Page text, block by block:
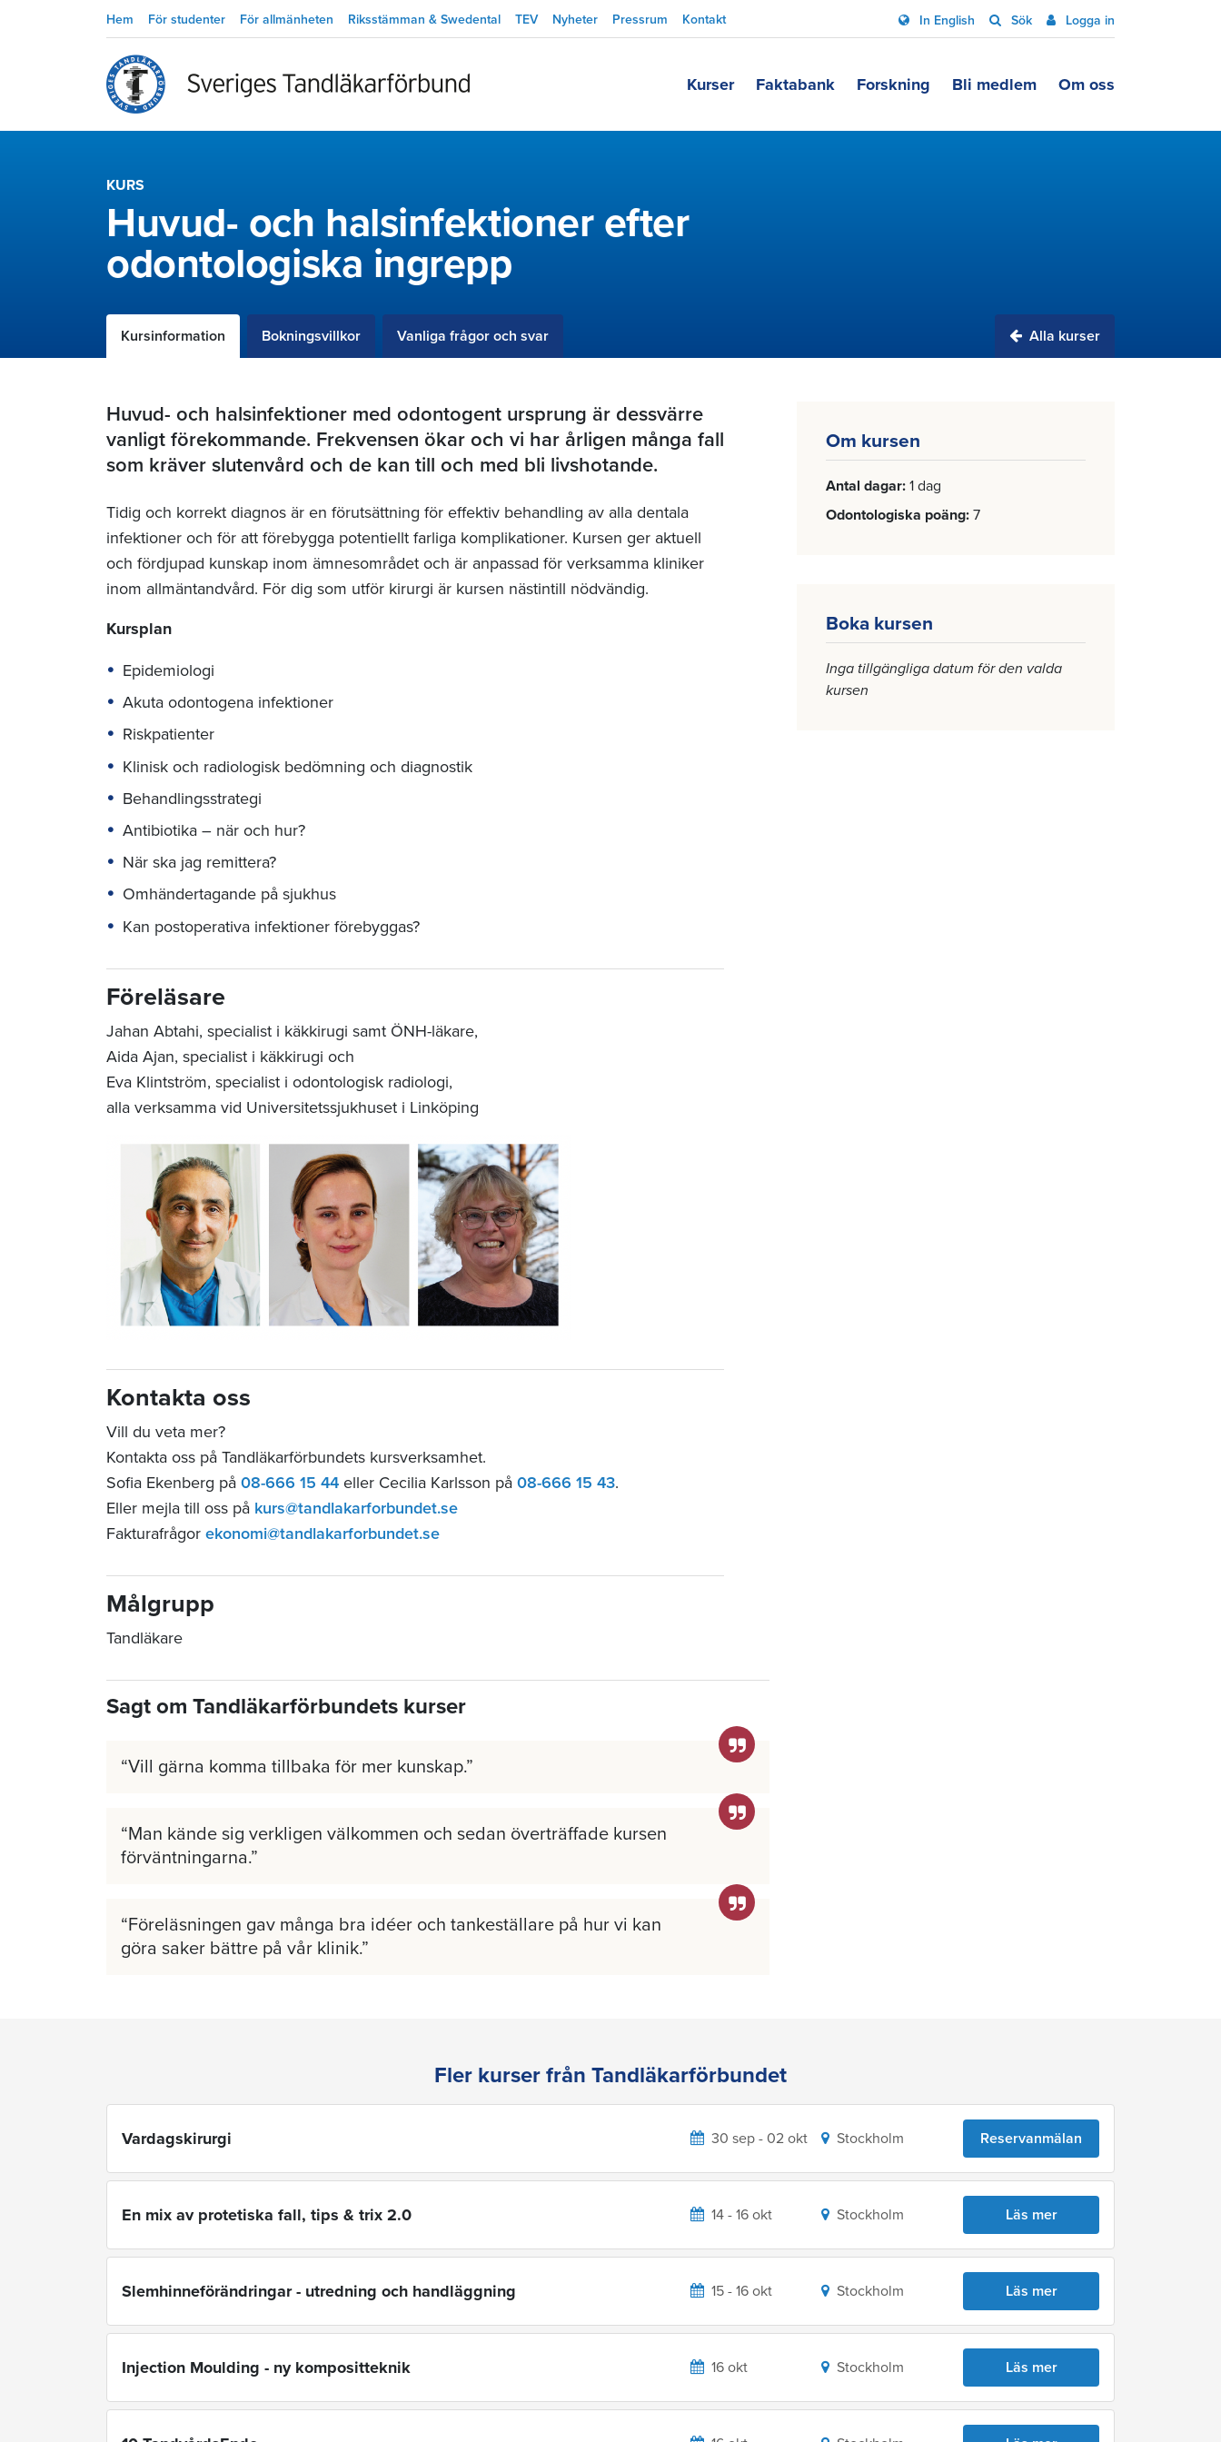
Hem För studenter För allmänheten Riksstämman & Swedental TEV Nyheter Pressrum Kontakt In English Sök Logga in
Kurser Faktabank Forskning Bli medlem Om oss
KURS
Huvud- och halsinfektioner efter
odontologiska ingrepp
Kursinformation Bokningsvillkor Vanliga frågor och svar Alla kurser
Om kursen
Antal dagar 1 dag
Odontologiska poäng 7
Boka kursen
Inga tillgängliga datum för den valda
kursen
Huvud- och halsinfektioner med odontogent ursprung är dessvärre
vanligt förekommande. Frekvensen ökar och vi har årligen många fall
som kräver slutenvård och de kan till och med bli livshotande.
Tidig och korrekt diagnos är en förutsättning för effektiv behandling av alla dentala
infektioner och för att förebygga potentiellt farliga komplikationer. Kursen ger aktuell
och fördjupad kunskap inom ämnesområdet och är anpassad för verksamma kliniker
inom allmäntandvård. För dig som utför kirurgi är kursen nästintill nödvändig.
Kursplan
Epidemiologi
Akuta odontogena infektioner
Riskpatienter
Klinisk och radiologisk bedömning och diagnostik
Behandlingsstrategi
Antibiotika – när och hur?
När ska jag remittera?
Omhändertagande på sjukhus
Kan postoperativa infektioner förebyggas?
Föreläsare
Jahan Abtahi, specialist i käkkirugi samt ÖNH-läkare,
Aida Ajan, specialist i käkkirugi och
Eva Klintström, specialist i odontologisk radiologi,
alla verksamma vid Universitetssjukhuset i Linköping
Kontakta oss
Vill du veta mer?
Kontakta oss på Tandläkarförbundets kursverksamhet.
Sofia Ekenberg på 08-666 15 44 eller Cecilia Karlsson på 08-666 15 43.
Eller mejla till oss på kurs@tandlakarforbundet.se
Fakturafrågor ekonomi@tandlakarforbundet.se
Målgrupp
Tandläkare
Sagt om Tandläkarförbundets kurser
Vill gärna komma tillbaka för mer kunskap.
Man kände sig verkligen välkommen och sedan överträffade kursen
förväntningarna.
Föreläsningen gav många bra idéer och tankeställare på hur vi kan
göra saker bättre på vår klinik.
Fler kurser från Tandläkarförbundet
Vardagskirurgi 30 sep - 02 okt Stockholm Reservanmälan
En mix av protetiska fall, tips & trix 2.0 14 - 16 okt Stockholm Läs mer
Slemhinneförändringar - utredning och handläggning 15 - 16 okt Stockholm Läs mer
Injection Moulding - ny kompositteknik 16 okt Stockholm Läs mer